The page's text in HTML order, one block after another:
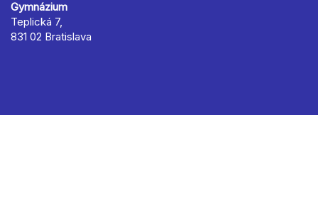
Gymnázium
Teplická 7,
831 02 Bratislava